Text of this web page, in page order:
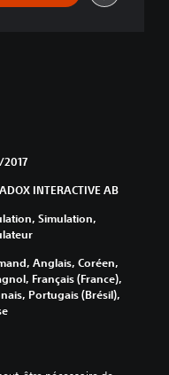
INTERACTIVE AB
Simulation,
Anglais, Coréen,
Français (France),
Portugais (Brésil),